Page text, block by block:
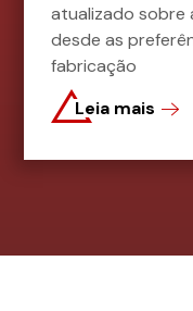
atualizado sobre
desde as
fabricação
Leia mais